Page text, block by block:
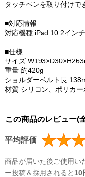
タッチペンを取り付けで
■対応情報
対応機種 iPad 10.2インチ
■仕様
サイズ
重量 約420g
ショルダーベルト長
材質 シリコン、ポリカー
この商品のレビュー(
平均評価
商品が届いた後ご使用い
ー投稿＆採用されると 10